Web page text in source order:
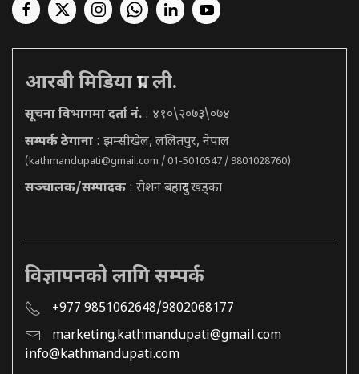
आरबी मिडिया प्रा. ली.
सूचना विभागमा दर्ता नं. : ४१०\२०७३\०७४
सम्पर्क ठेगाना : झम्सीखेल, ललितपुर, नेपाल
(kathmandupati@gmail.com / 01-5010547 / 9801028760)
सञ्चालक/सम्पादक : रोशन बहादुर खड्का
विज्ञापनको लागि सम्पर्क
+977 9851062648/9802068177
marketing.kathmandupati@gmail.com
info@kathmandupati.com